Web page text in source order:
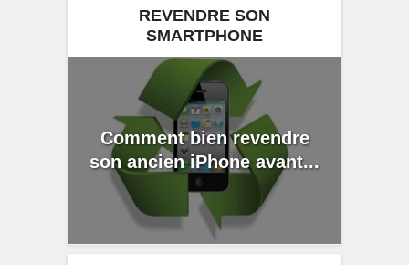
REVENDRE SON
SMARTPHONE
Comment bien revendre
son ancien iPhone avant...